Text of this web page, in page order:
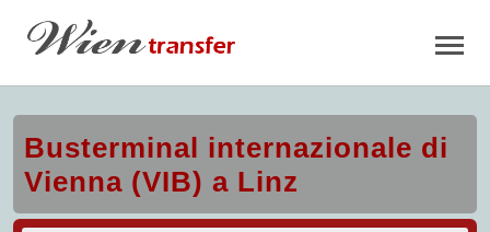
Busterminal internazionale di
Vienna (VIB) a Linz